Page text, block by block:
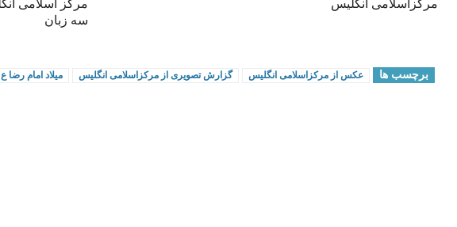
سه زبان
مرکزاسلامی انگلیس
برچسب ها عکس از مرکزاسلامی انگلیس گزارش تصویری از مرکزاسلامی انگلیس میلاد امام رضا ع